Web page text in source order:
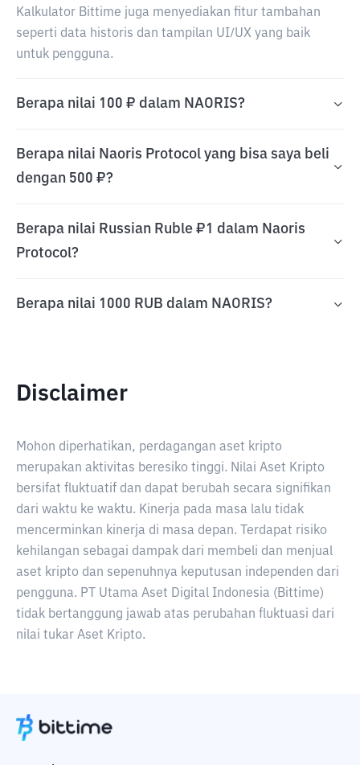
Kalkulator Bittime juga menyediakan fitur tambahan
seperti data historis dan tampilan UI/UX yang baik
untuk pengguna.
Berapa nilai 100 ₽ dalam NAORIS?
Berapa nilai Naoris Protocol yang bisa saya beli
dengan 500 ₽?
Berapa nilai Russian Ruble ₽1 dalam Naoris
Protocol?
Berapa nilai 1000 RUB dalam NAORIS?
Disclaimer
Mohon diperhatikan, perdagangan aset kripto
merupakan aktivitas beresiko tinggi. Nilai Aset Kripto
bersifat fluktuatif dan dapat berubah secara signifikan
dari waktu ke waktu. Kinerja pada masa lalu tidak
mencerminkan kinerja di masa depan. Terdapat risiko
kehilangan sebagai dampak dari membeli dan menjual
aset kripto dan sepenuhnya keputusan independen dari
pengguna. PT Utama Aset Digital Indonesia (Bittime)
tidak bertanggung jawab atas perubahan fluktuasi dari
nilai tukar Aset Kripto.